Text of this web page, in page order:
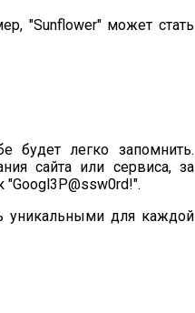
"Sunflower" может стать
будет легко запомнить.
сайта или сервиса, за
"Googl3P@ssw0rd!".
для каждой